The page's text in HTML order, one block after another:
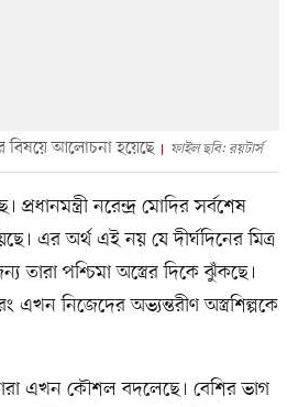
বিষয়ে আলোচনা হয়েছে ফাইল ছবি: রয়টার্স
নরেন্দ্র মোদির সর্বশেষ
এর অর্থ এই নয় যে দীর্ঘদিনের মিত্র
তারা পশ্চিমা অস্ত্রের দিকে ঝুঁকছে।
এখন নিজেদের অভ্যন্তরীণ অস্ত্রশিল্পকে
এখন কৌশল বদলেছে। বেশির ভাগ